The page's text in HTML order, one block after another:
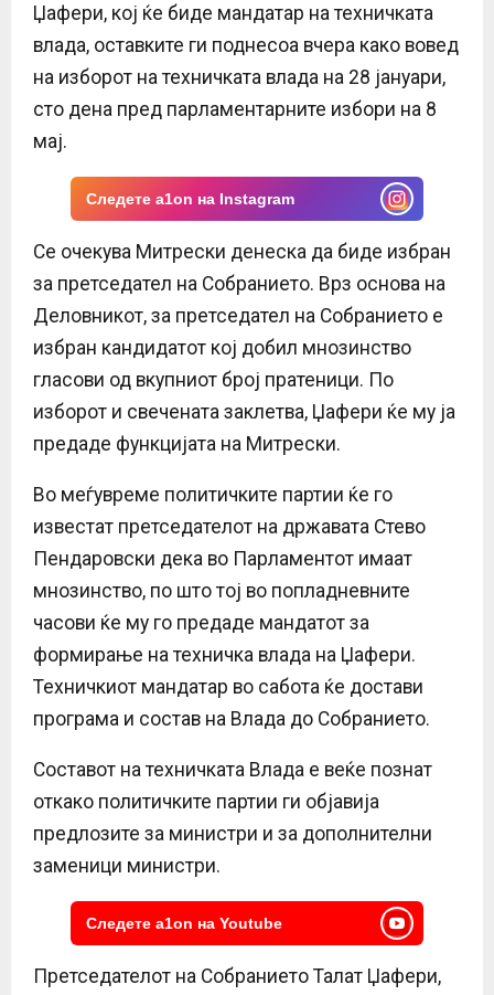
Џафери, кој ќе биде мандатар на техничката
влада, оставките ги поднесоа вчера како вовед
на изборот на техничката влада на 28 јануари,
сто дена пред парламентарните избори на 8
мај.
Следете a1on на Instagram
Се очекува Митрески денеска да биде избран
за претседател на Собранието. Врз основа на
Деловникот, за претседател на Собранието е
избран кандидатот кој добил мнозинство
гласови од вкупниот број пратеници. По
изборот и свечената заклетва, Џафери ќе му ја
предаде функцијата на Митрески.
Во меѓувреме политичките партии ќе го
известат претседателот на државата Стево
Пендаровски дека во Парламентот имаат
мнозинство, по што тој во попладневните
часови ќе му го предаде мандатот за
формирање на техничка влада на Џафери.
Техничкиот мандатар во сабота ќе достави
програма и состав на Влада до Собранието.
Составот на техничката Влада е веќе познат
откако политичките партии ги објавија
предлозите за министри и за дополнителни
заменици министри.
Следете a1on на Youtube
Претседателот на Собранието Талат Џафери,